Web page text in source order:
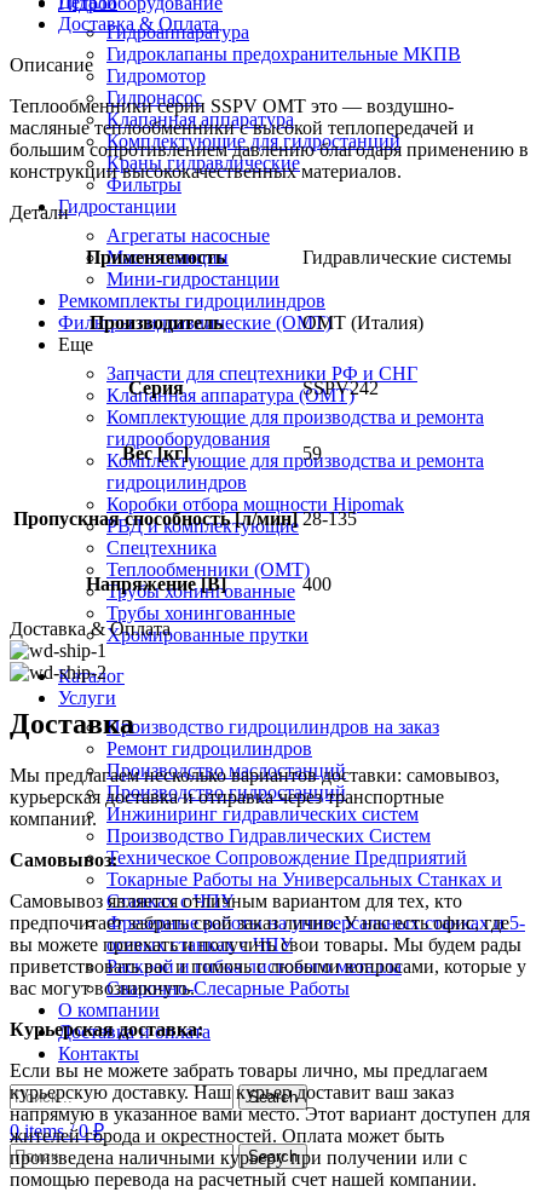
Гидроаппаратура
Гидроклапаны предохранительные МКПВ
Гидромотор
Гидронасос
Клапанная аппаратура
Комплектующие для гидростанций
Краны гидравлические
Фильтры
Гидростанции
Агрегаты насосные
Маслостанции
Мини-гидростанции
Ремкомплекты гидроцилиндров
Фильтры гидравлические (OMT)
Еще
Запчасти для спецтехники РФ и СНГ
Клапанная аппаратура (OMT)
Комплектующие для производства и ремонта
гидрооборудования
Комплектующие для производства и ремонта
гидроцилиндров
Коробки отбора мощности Hipomak
РВД и комплектующие
Спецтехника
Теплообменники (OMT)
Трубы хонингованные
Трубы хонингованные
Хромированные прутки
Каталог
Услуги
Производство гидроцилиндров на заказ
Ремонт гидроцилиндров
Производство маслостанций
Производство гидростанций
Инжиниринг гидравлических систем
Производство Гидравлических Систем
Техническое Сопровождение Предприятий
Токарные Работы на Универсальных Станках и
Станках с ЧПУ
Фрезерные работы на универсальных станках и 5-
осевых станках с ЧПУ
Раскрой и гибка листового металла
Сварочно-Слесарные Работы
О компании
Доставка и оплата
Контакты
Search
0items / 0₽
Search
Доставка & Оплата
Описание
Теплообменники серии SSPV OMT это — воздушно-
масляные теплообменники с высокой теплопередачей и
большим сопротивлением давлению благодаря применению в
конструкции высококачественных материалов.
Детали
Применяемость Гидравлические системы
Производитель OMT (Италия)
Серия SSPV242
Вес [кг] 59
Пропускная способность [л/мин] 28-135
Напряжение [В] 400
Доставка & Оплата
Доставка
Мы предлагаем несколько вариантов доставки: самовывоз,
курьерская доставка и отправка через транспортные
компании.
Самовывоз:
Самовывоз является отличным вариантом для тех, кто
предпочитает забрать свой заказ лично. У нас есть офис, где
вы можете приехать и получить свои товары. Мы будем рады
приветствовать вас и помочь с любыми вопросами, которые у
вас могут возникнуть.
Курьерская доставка:
Если вы не можете забрать товары лично, мы предлагаем
курьерскую доставку. Наш курьер доставит ваш заказ
напрямую в указанное вами место. Этот вариант доступен для
жителей города и окрестностей. Оплата может быть
произведена наличными курьеру при получении или с
помощью перевода на расчетный счет нашей компании.